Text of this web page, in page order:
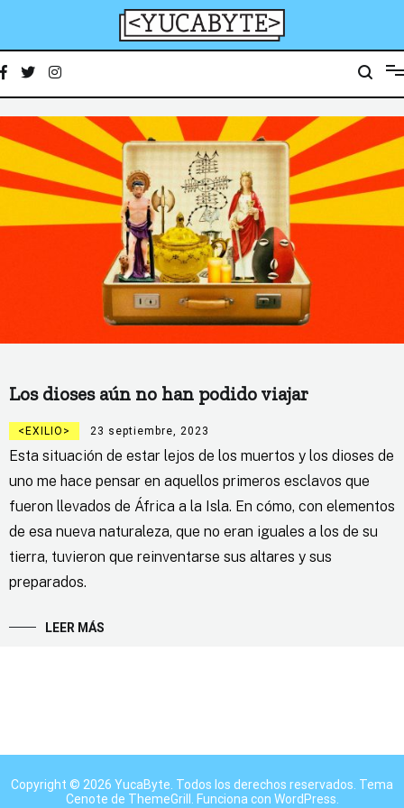
YucaByte
Los dioses aún no han podido viajar
EXILIO 23 septiembre, 2023
Esta situación de estar lejos de los muertos y los dioses de
uno me hace pensar en aquellos primeros esclavos que
fueron llevados de África a la Isla. En cómo, con elementos
de esa nueva naturaleza, que no eran iguales a los de su
tierra, tuvieron que reinventarse sus altares y sus
preparados.
LEER MÁS
Copyright © 2026 YucaByte . Todos los derechos reservados. Tema
Cenote de ThemeGrill. Funciona con WordPress